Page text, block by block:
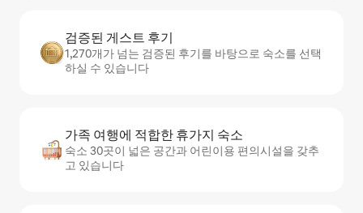
검증된 게스트 후기
1,270개가 넘는 검증된 후기를 바탕으로 숙소를 선택
하실 수 있습니다
가족 여행에 적합한 휴가지 숙소
숙소 30곳이 넓은 공간과 어린이용 편의시설을 갖추
고 있습니다